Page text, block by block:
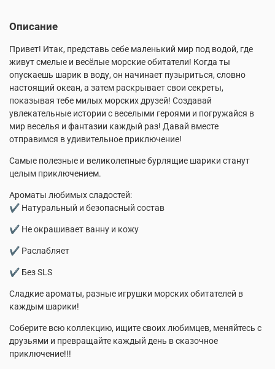
Описание
Привет! Итак, представь себе маленький мир под водой, где
живут смелые и весёлые морские обитатели! Когда ты
опускаешь шарик в воду, он начинает пузыриться, словно
настоящий океан, а затем раскрывает свои секреты,
показывая тебе милых морских друзей! Создавай
увлекательные истории с веселыми героями и погружайся в
мир веселья и фантазии каждый раз! Давай вместе
отправимся в удивительное приключение!
Самые полезные и великолепные бурлящие шарики станут
целым приключением.
Ароматы любимых сладостей:
✔ Натуральный и безопасный состав
✔ Не окрашивает ванну и кожу
✔ Раслабляет
✔ Без SLS
Сладкие ароматы, разные игрушки морских обитателей в
каждым шарики!
Соберите всю коллекцию, ищите своих любимцев, меняйтесь с
друзьями и превращайте каждый день в сказочное
приключение!!!